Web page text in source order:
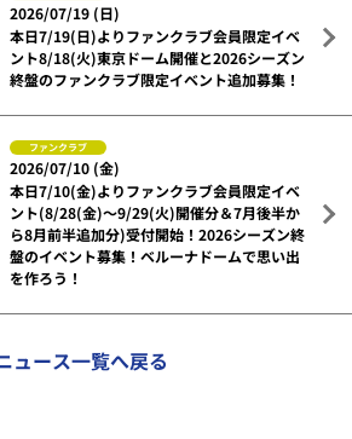
2026/07/19 (日)
本日7/19(日)よりファンクラブ会員限定イベ
ント8/18(火)東京ドーム開催と2026シーズン
終盤のファンクラブ限定イベント追加募集！
ファンクラブ
2026/07/10 (金)
本日7/10(金)よりファンクラブ会員限定イベ
ント(8/28(金)～9/29(火)開催分＆7月後半か
ら8月前半追加分)受付開始！2026シーズン終
盤のイベント募集！ベルーナドームで思い出
を作ろう！
ュース一覧へ戻る